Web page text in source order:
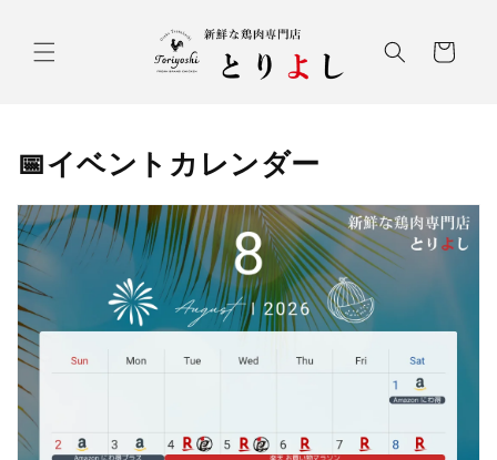
進む
ー
📅イベントカレンダー